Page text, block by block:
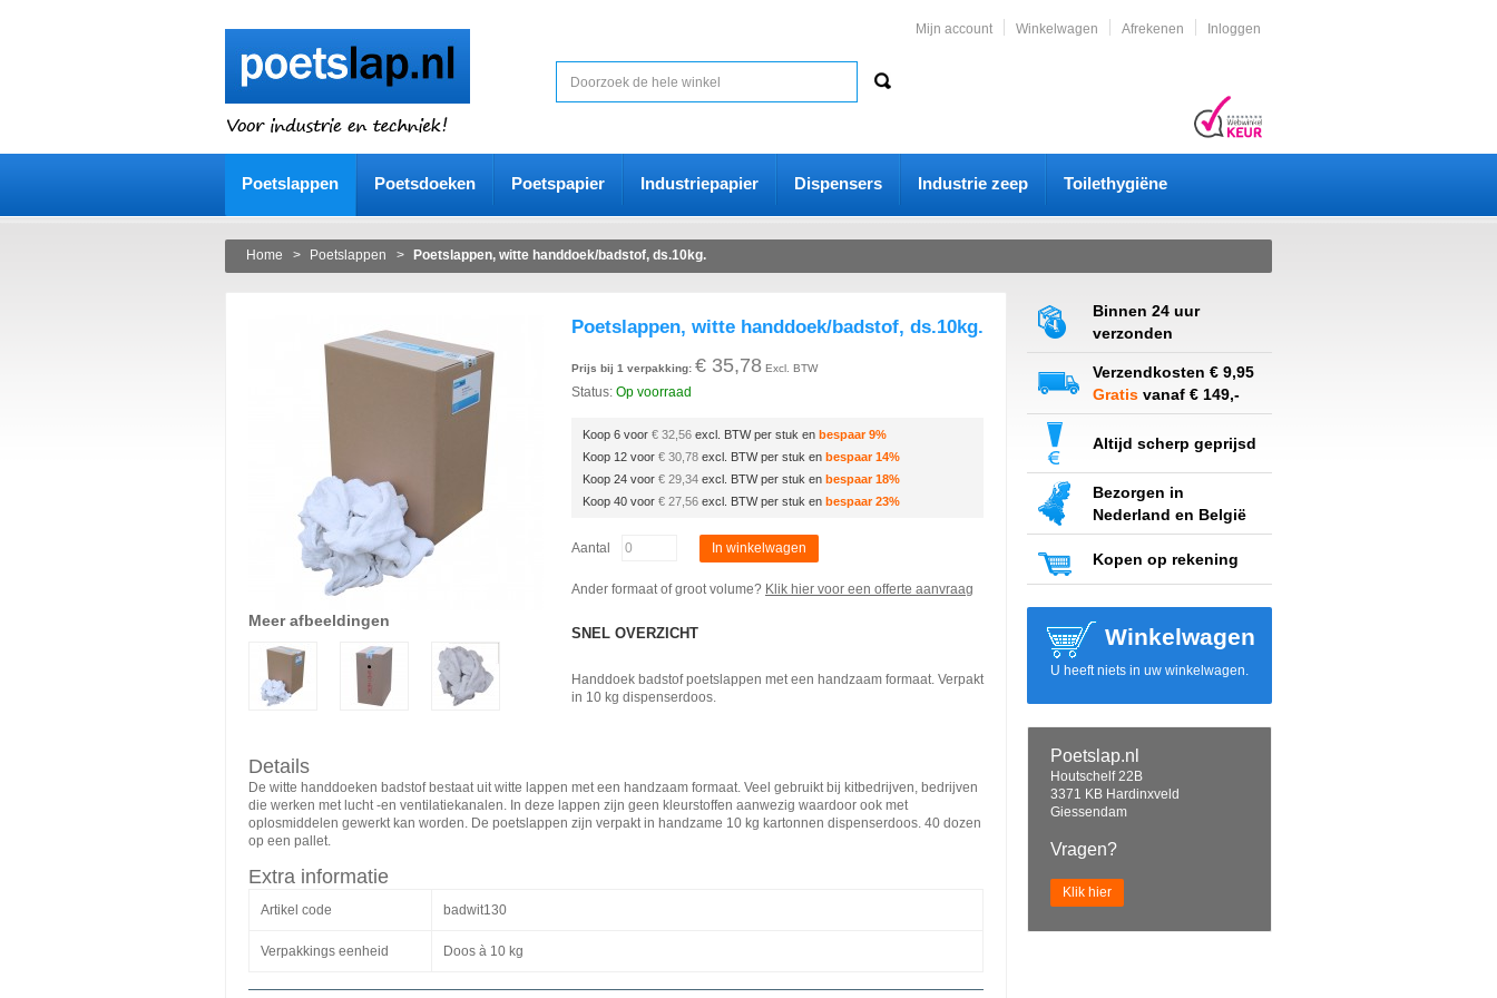
Mijn account Winkelwagen Afrekenen Inloggen
Poetslappen Poetsdoeken Poetspapier Industriepapier Dispensers Industrie zeep Toilethygiëne
Home > Poetslappen > Poetslappen, witte handdoek/badstof, ds.10kg.
Poetslappen, witte handdoek/badstof, ds.10kg.
Prijs bij 1 verpakking: € 35,78 Excl. BTW
Status: Op voorraad
Koop 6 voor € 32,56 excl. BTW per stuk en bespaar9%
Koop 12 voor € 30,78 excl. BTW per stuk en bespaar14%
Koop 24 voor € 29,34 excl. BTW per stuk en bespaar18%
Koop 40 voor € 27,56 excl. BTW per stuk en bespaar23%
Aantal In winkelwagen
Ander formaat of groot volume? Klik hier voor een offerte aanvraag
SNEL OVERZICHT
Handdoek badstof poetslappen met een handzaam formaat. Verpakt
in 10 kg dispenserdoos.
Meer afbeeldingen
Details
De witte handdoeken badstof bestaat uit witte lappen met een handzaam formaat. Veel gebruikt bij kitbedrijven, bedrijven
die werken met lucht -en ventilatiekanalen. In deze lappen zijn geen kleurstoffen aanwezig waardoor ook met
oplosmiddelen gewerkt kan worden. De poetslappen zijn verpakt in handzame 10 kg kartonnen dispenserdoos. 40 dozen
op een pallet.
Extra informatie
Artikel code badwit130
Verpakkings eenheid Doos à 10 kg
Binnen 24 uur
verzonden
Verzendkosten € 9,95
Gratis vanaf € 149,-
Altijd scherp geprijsd
Bezorgen in
Nederland en België
Kopen op rekening
Winkelwagen
U heeft niets in uw winkelwagen.
Poetslap.nl
Houtschelf 22B
3371 KB Hardinxveld
Giessendam
Vragen?
Klik hier